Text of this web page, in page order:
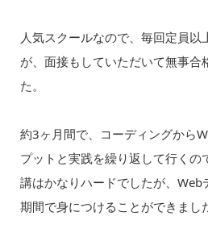
人気スクールなので、毎回定員以
が、面接もしていただいて無事合
た。
約3ヶ月間で、コーディングから
プットと実践を繰り返して行くの
講はかなりハードでしたが、Web
期間で身につけることができまし